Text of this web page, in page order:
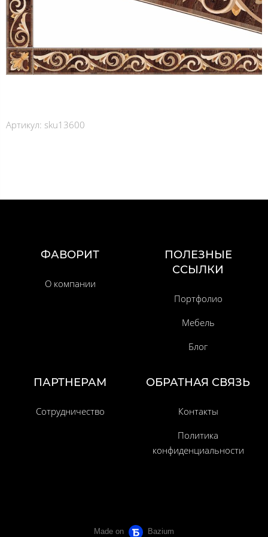
Артикул: sku13600
ФАВОРИТ
О компании
ПОЛЕЗНЫЕ
ССЫЛКИ
Портфолио
Мебель
Блог
ПАРТНЕРАМ
Сотрудничество
ОБРАТНАЯ СВЯЗЬ
Контакты
Политика
конфиденциальности
Made on Bazium